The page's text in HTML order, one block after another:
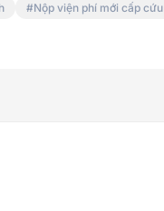
Nộp viện phí mới cấp cứu